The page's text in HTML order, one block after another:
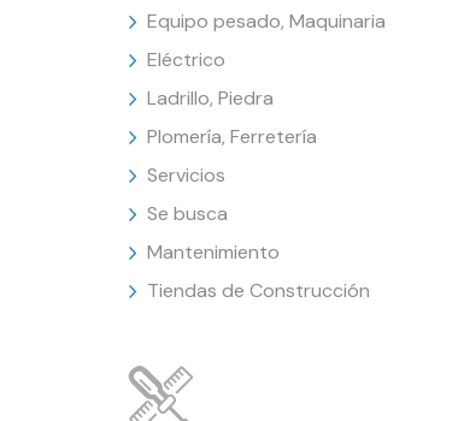
Equipo pesado, Maquinaria
Eléctrico
Ladrillo, Piedra
Plomería, Ferretería
Servicios
Se busca
Mantenimiento
Tiendas de Construcción